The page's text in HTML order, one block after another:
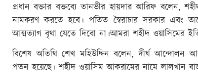
প্রধান বক্তার বক্তব্যে তানভীর হায়দার আরিফ বলেন,
নামকরণ করতে হবে। পতিত স্বৈরাচার সরকার এবং
আত্মত্যাগ বৃথা যেতে দিবো না।আমরা শহীদ ওয়াসিমের
বিশেষ অতিথি শেখ মহিউদ্দিন বলেন, দীর্ঘ আন্দোলন আর
পতন হয়েছে। শহীদ ওয়াসিম আকরামের নামে লালখান